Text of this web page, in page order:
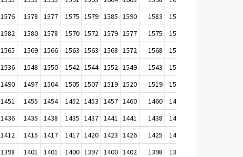
1576 1578 1577 1575 1579 1585 1590 1583 1584
1582 1580 1578 1570 1572 1579 1577 1575 1577
1565 1569 1566 1563 1563 1568 1572 1568 1567
1536 1548 1550 1542 1544 1552 1549 1543 1542
1490 1497 1504 1505 1507 1519 1520 1519 1517
1451 1455 1454 1452 1453 1457 1460 1460 1466
1436 1435 1438 1435 1437 1441 1441 1438 1437
1412 1415 1417 1417 1420 1423 1426 1425 1425
1398 1401 1401 1400 1397 1400 1402 1398 1399